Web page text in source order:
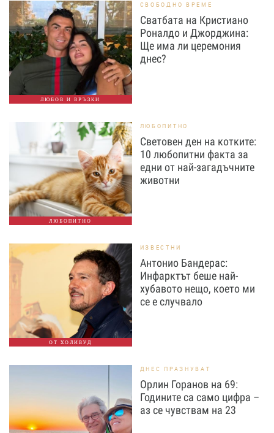
ЛЮБОВ И ВРЪЗКИ
СВОБОДНО ВРЕМЕ
Сватбата на Кристиано
Роналдо и Джорджина:
Ще има ли церемония
днес?
ЛЮБОПИТНО
ЛЮБОПИТНО
Световен ден на котките:
10 любопитни факта за
едни от най-загадъчните
животни
ОТ ХОЛИВУД
ИЗВЕСТНИ
Антонио Бандерас:
Инфарктът беше най-
хубавото нещо, което ми
се е случвало
ДНЕС ПРАЗНУВАТ
Орлин Горанов на 69:
Годините са само цифра –
аз се чувствам на 23